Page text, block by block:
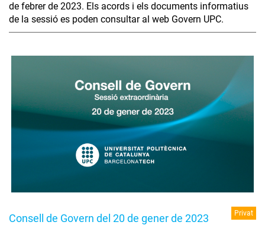
de febrer de 2023. Els acords i els documents informatius
de la sessió es poden consultar al web Govern UPC.
Consell de Govern del 20 de gener de 2023 Privat